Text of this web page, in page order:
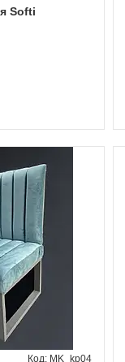
Softi
MK_kp04